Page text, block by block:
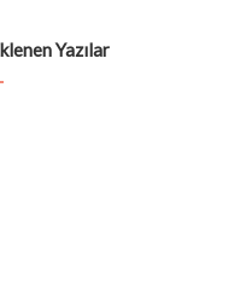
Yazılar